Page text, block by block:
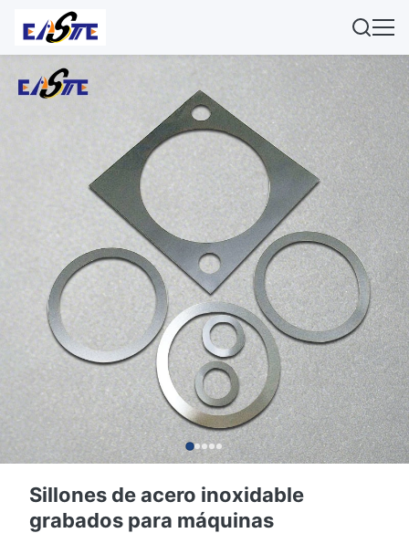
Sillones de acero inoxidable
grabados para máquinas